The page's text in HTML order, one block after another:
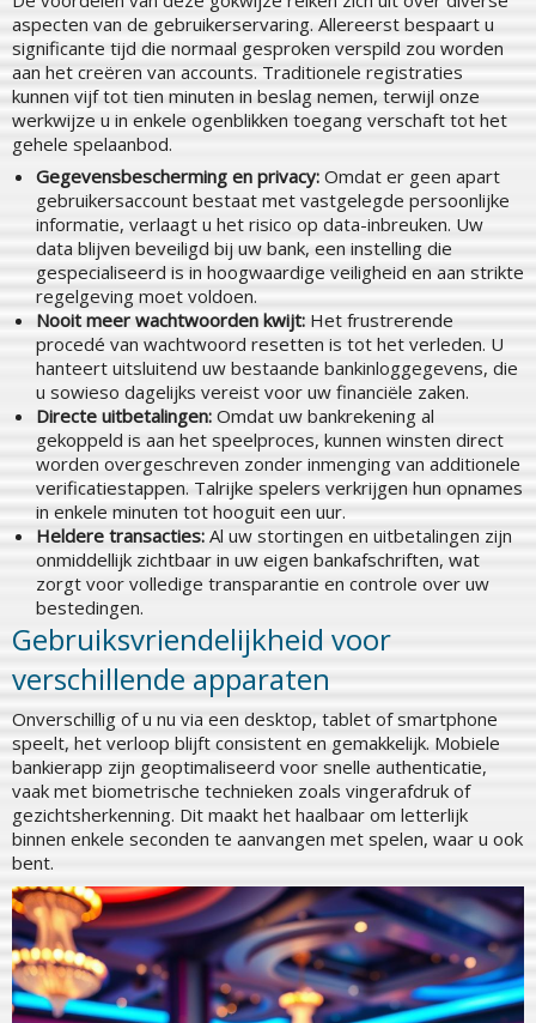
aspecten van de gebruikerservaring. Allereerst bespaart u
significante tijd die normaal gesproken verspild zou worden
aan het creëren van accounts. Traditionele registraties
kunnen vijf tot tien minuten in beslag nemen, terwijl onze
werkwijze u in enkele ogenblikken toegang verschaft tot het
gehele spelaanbod.
Gegevensbescherming en privacy: Omdat er geen apart
gebruikersaccount bestaat met vastgelegde persoonlijke
informatie, verlaagt u het risico op data-inbreuken. Uw
data blijven beveiligd bij uw bank, een instelling die
gespecialiseerd is in hoogwaardige veiligheid en aan strikte
regelgeving moet voldoen.
Nooit meer wachtwoorden kwijt: Het frustrerende
procedé van wachtwoord resetten is tot het verleden. U
hanteert uitsluitend uw bestaande bankinloggegevens, die
u sowieso dagelijks vereist voor uw financiële zaken.
Directe uitbetalingen: Omdat uw bankrekening al
gekoppeld is aan het speelproces, kunnen winsten direct
worden overgeschreven zonder inmenging van additionele
verificatiestappen. Talrijke spelers verkrijgen hun opnames
in enkele minuten tot hooguit een uur.
Heldere transacties: Al uw stortingen en uitbetalingen zijn
onmiddellijk zichtbaar in uw eigen bankafschriften, wat
zorgt voor volledige transparantie en controle over uw
bestedingen.
Gebruiksvriendelijkheid voor
verschillende apparaten
Onverschillig of u nu via een desktop, tablet of smartphone
speelt, het verloop blijft consistent en gemakkelijk. Mobiele
bankierapp zijn geoptimaliseerd voor snelle authenticatie,
vaak met biometrische technieken zoals vingerafdruk of
gezichtsherkenning. Dit maakt het haalbaar om letterlijk
binnen enkele seconden te aanvangen met spelen, waar u ook
bent.